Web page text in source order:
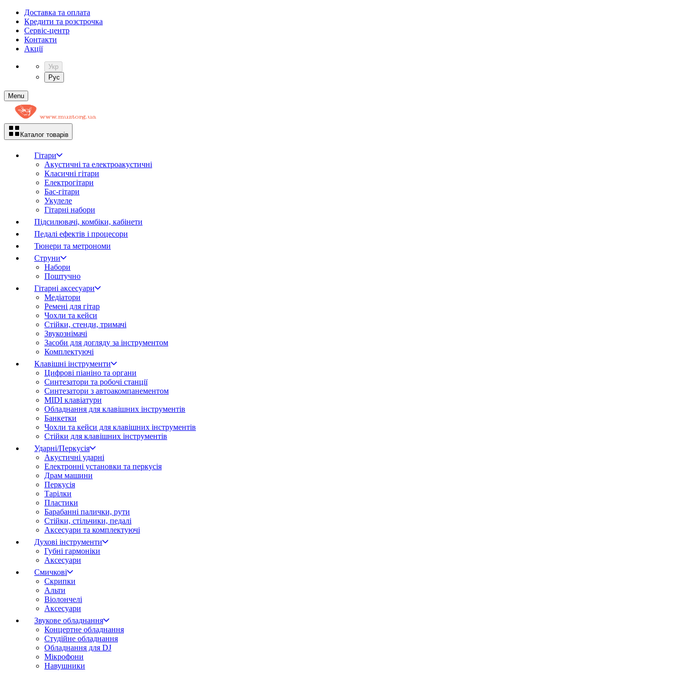
Доставка та оплата
Кредити та розстрочка
Сервіc-центр
Контакти
Акції
Укр
Рус
Menu
Каталог товарів
Гітари
Акустичні та електроакустичні
Класичні гітари
Електрогітари
Бас-гітари
Укулеле
Гітарні набори
Підсилювачі, комбіки, кабінети
Педалі ефектів і процесори
Тюнери та метрономи
Струни
Набори
Поштучно
Гітарні аксесуари
Медіатори
Ремені для гітар
Чохли та кейси
Стійки, стенди, тримачі
Звукознімачі
Засоби для догляду за інструментом
Комплектуючі
Клавішні інструменти
Цифрові піаніно та органи
Синтезатори та робочі станції
Синтезатори з автоакомпанементом
MIDI клавіатури
Обладнання для клавішних інструментів
Банкетки
Чохли та кейси для клавішних інструментів
Стійки для клавішних інструментів
Ударні/Перкусія
Акустичні ударні
Електронні установки та перкусія
Драм машини
Перкусія
Тарілки
Пластики
Барабанні палички, рути
Стійки, стільчики, педалі
Аксесуари та комплектуючі
Духові інструменти
Губні гармоніки
Аксесуари
Смичкові
Скрипки
Альти
Віолончелі
Аксесуари
Звукове обладнання
Концертне обладнання
Студійне обладнання
Обладнання для DJ
Мікрофони
Навушники